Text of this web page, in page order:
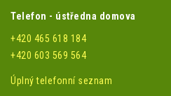
Telefon - ústředna domova
+420 465 618 184
+420 603 569 564
Úplný telefonní seznam